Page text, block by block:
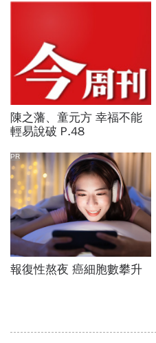
陳之藩、童元方 幸福不能
輕易說破 P.48
報復性熬夜 癌細胞數攀升
PR